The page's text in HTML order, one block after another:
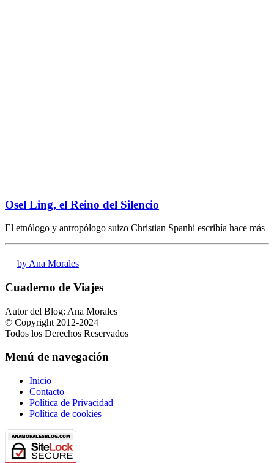
Osel Ling, el Reino del Silencio
El etnólogo y antropólogo suizo Christian Spanhi escribía hace más
by Ana Morales
Cuaderno de Viajes
Autor del Blog: Ana Morales
© Copyright 2012-2024
Todos los Derechos Reservados
Menú de navegación
Inicio
Contacto
Política de Privacidad
Política de cookies